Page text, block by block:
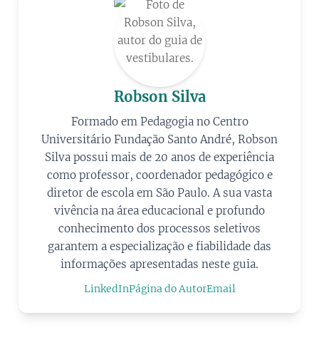
Robson Silva
Formado em Pedagogia no Centro
Universitário Fundação Santo André, Robson
Silva possui mais de 20 anos de experiência
como professor, coordenador pedagógico e
diretor de escola em São Paulo. A sua vasta
vivência na área educacional e profundo
conhecimento dos processos seletivos
garantem a especialização e fiabilidade das
informações apresentadas neste guia.
LinkedInPágina do AutorEmail